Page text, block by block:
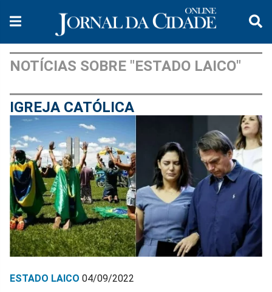
NOTÍCIAS SOBRE "ESTADO LAICO"
IGREJA CATÓLICA
ESTADO LAICO 04/09/2022